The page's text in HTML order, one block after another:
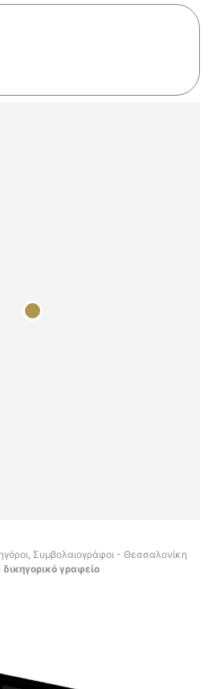
Συμβολαιογράφοι - Θεσσαλονίκη
γραφείο